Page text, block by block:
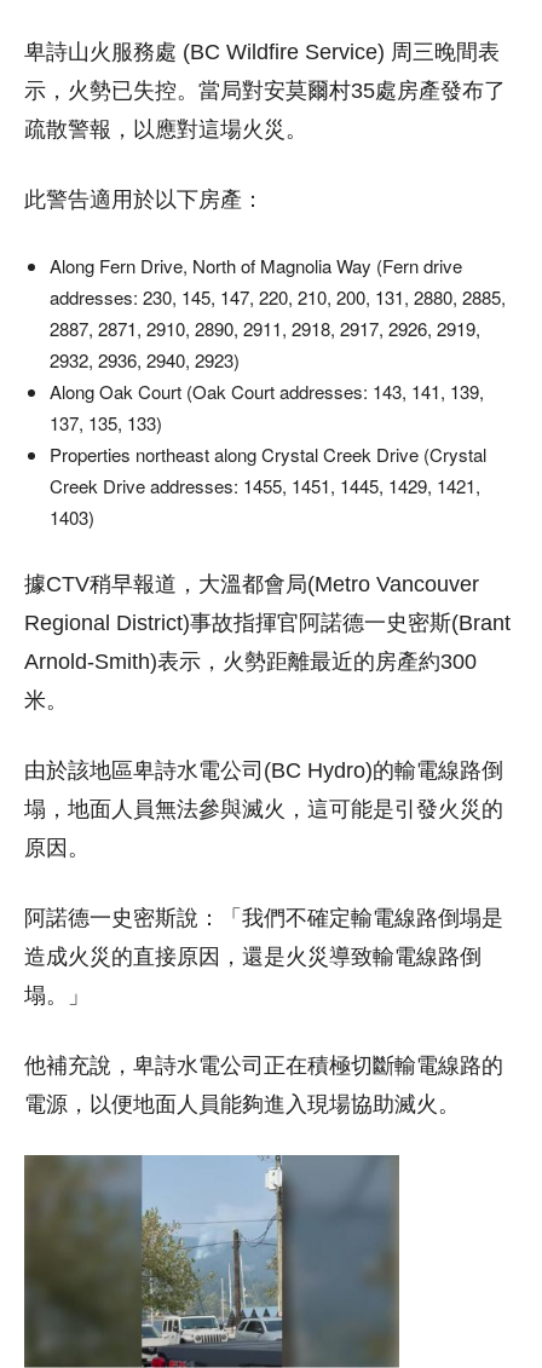
卑詩山火服務處 (BC Wildfire Service) 周三晚間表
示，火勢已失控。當局對安莫爾村35處房產發布了
疏散警報，以應對這場火災。
此警告適用於以下房產：
Along Fern Drive, North of Magnolia Way (Fern drive
addresses: 230, 145, 147, 220, 210, 200, 131, 2880, 2885,
2887, 2871, 2910, 2890, 2911, 2918, 2917, 2926, 2919,
2932, 2936, 2940, 2923)
Along Oak Court (Oak Court addresses: 143, 141, 139,
137, 135, 133)
Properties northeast along Crystal Creek Drive (Crystal
Creek Drive addresses: 1455, 1451, 1445, 1429, 1421,
1403)
據CTV稍早報道，大溫都會局(Metro Vancouver
Regional District)事故指揮官阿諾德一史密斯(Brant
Arnold-Smith)表示，火勢距離最近的房產約300
米。
由於該地區卑詩水電公司(BC Hydro)的輸電線路倒
塌，地面人員無法參與滅火，這可能是引發火災的
原因。
阿諾德一史密斯說：「我們不確定輸電線路倒塌是
造成火災的直接原因，還是火災導致輸電線路倒
塌。」
他補充說，卑詩水電公司正在積極切斷輸電線路的
電源，以便地面人員能夠進入現場協助滅火。